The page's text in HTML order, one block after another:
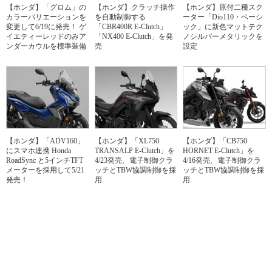
【ホンダ】「グロム」の
カラーバリエーションを
変更して6/19に発売！ ゲ
イエティーレッドのみア
ンダーカウルを標準装備
【ホンダ】クラッチ操作
を自動制御する
「CBR400R E-Clutch」
「NX400 E-Clutch」を発
売
【ホンダ】原付二種スク
ーター「Dio110・ベーシ
ック」に新色マットテク
ノシルバーメタリックを
設定
【ホンダ】「ADV160」
にスマホ連携 Honda
RoadSync と5インチTFT
メーターを採用して5/21
発売！
【ホンダ】「XL750
TRANSALP E-Clutch」を
4/23発売、電子制御クラ
ッチとTBW協調制御を採
用
【ホンダ】「CB750
HORNET E-Clutch」を
4/16発売、電子制御クラ
ッチとTBW協調制御を採
用